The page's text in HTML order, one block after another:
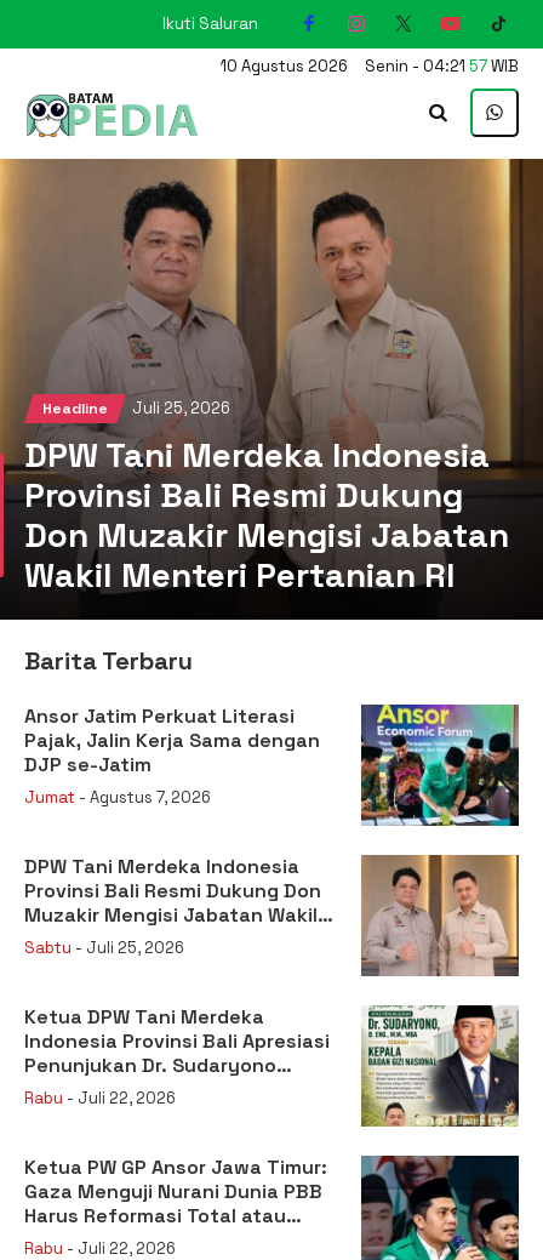
Ikuti Saluran
10 Agustus 2026 Senin- 04:21 58WIB
Headline Juli 25, 2026
DPW Tani Merdeka Indonesia
Provinsi Bali Resmi Dukung
Don Muzakir Mengisi Jabatan
Wakil Menteri Pertanian RI
Barita Terbaru
Ansor Jatim Perkuat Literasi
Pajak, Jalin Kerja Sama dengan
DJP se-Jatim
Jumat - Agustus 7, 2026
DPW Tani Merdeka Indonesia
Provinsi Bali Resmi Dukung Don
Muzakir Mengisi Jabatan Wakil
Menteri Pertanian RI
Sabtu - Juli 25, 2026
Ketua DPW Tani Merdeka
Indonesia Provinsi Bali Apresiasi
Penunjukan Dr. Sudaryono
sebagai Kepala Badan Gizi
Rabu - Juli 22, 2026
Ketua PW GP Ansor Jawa Timur:
Gaza Menguji Nurani Dunia PBB
Harus Reformasi Total atau
Kehilangan Legitimasi
Rabu - Juli 22, 2026